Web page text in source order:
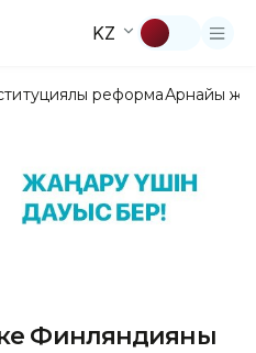
KZ
реформаАрнайы
Финляндияның